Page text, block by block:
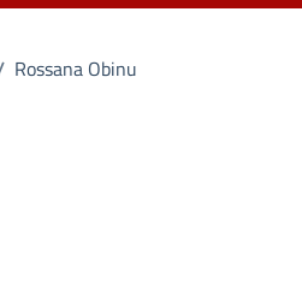
Rossana Obinu